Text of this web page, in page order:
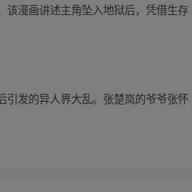
该漫画讲述主角坠入地狱后，凭借生存
引发的异人界大乱。张楚岚的爷爷张怀